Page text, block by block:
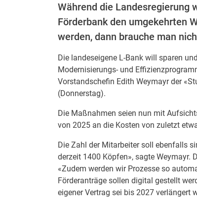
Während die Landesregierung
Förderbank den umgekehrten
werden, dann brauche man
Die landeseigene L-Bank will sparen
Modernisierungs- und
Vorstandschefin Edith Weymayr der
(Donnerstag).
Die Maßnahmen seien nun mit
von 2025 an die Kosten von zuletzt
Die Zahl der Mitarbeiter soll ebenfalls
derzeit 1400 Köpfen», sagte Weymayr.
«Zudem werden wir Prozesse so
Förderanträge sollen digital gestellt
eigener Vertrag sei bis 2027 verlängert